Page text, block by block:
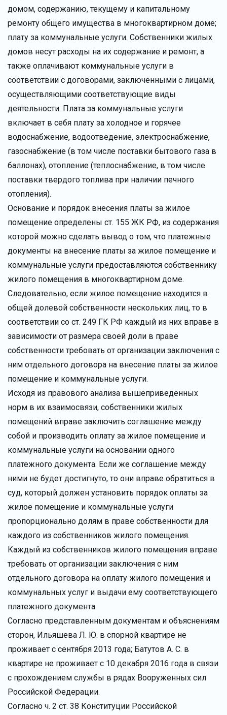
домом, содержанию, текущему и капитальному
ремонту общего имущества в многоквартирном доме;
плату за коммунальные услуги. Собственники жилых
домов несут расходы на их содержание и ремонт, а
также оплачивают коммунальные услуги в
соответствии с договорами, заключенными с лицами,
осуществляющими соответствующие виды
деятельности. Плата за коммунальные услуги
включает в себя плату за холодное и горячее
водоснабжение, водоотведение, электроснабжение,
газоснабжение (в том числе поставки бытового газа в
баллонах), отопление (теплоснабжение, в том числе
поставки твердого топлива при наличии печного
отопления).
Основание и порядок внесения платы за жилое
помещение определены ст. 155 ЖК РФ, из содержания
которой можно сделать вывод о том, что платежные
документы на внесение платы за жилое помещение и
коммунальные услуги предоставляются собственнику
жилого помещения в многоквартирном доме.
Следовательно, если жилое помещение находится в
общей долевой собственности нескольких лиц, то в
соответствии со ст. 249 ГК РФ каждый из них вправе в
зависимости от размера своей доли в праве
собственности требовать от организации заключения с
ним отдельного договора на внесение платы за жилое
помещение и коммунальные услуги.
Исходя из правового анализа вышеприведенных
норм в их взаимосвязи, собственники жилых
помещений вправе заключить соглашение между
собой и производить оплату за жилое помещение и
коммунальные услуги на основании одного
платежного документа. Если же соглашение между
ними не будет достигнуто, то они вправе обратиться в
суд, который должен установить порядок оплаты за
жилое помещение и коммунальные услуги
пропорционально долям в праве собственности для
каждого из собственников жилого помещения.
Каждый из собственников жилого помещения вправе
требовать от организации заключения с ним
отдельного договора на оплату жилого помещения и
коммунальных услуг и выдачи ему соответствующего
платежного документа.
Согласно представленным документам и объяснениям
сторон, Ильяшева Л. Ю. в спорной квартире не
проживает с сентября 2013 года; Батутов А. С. в
квартире не проживает с 10 декабря 2016 года в связи
с прохождением службы в рядах Вооруженных сил
Российской Федерации.
Согласно ч. 2 ст. 38 Конституции Российской